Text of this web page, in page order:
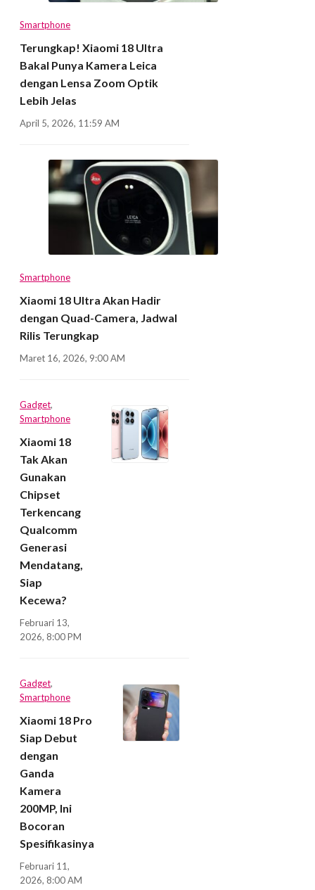
Smartphone
Terungkap! Xiaomi 18 Ultra
Bakal Punya Kamera Leica
dengan Lensa Zoom Optik
Lebih Jelas
April 5, 2026, 11:59 AM
Smartphone
Xiaomi 18 Ultra Akan Hadir
dengan Quad-Camera, Jadwal
Rilis Terungkap
Maret 16, 2026, 9:00 AM
Gadget,
Smartphone
Xiaomi 18
Tak Akan
Gunakan
Chipset
Terkencang
Qualcomm
Generasi
Mendatang,
Siap
Kecewa?
Februari 13,
2026, 8:00 PM
Gadget,
Smartphone
Xiaomi 18 Pro
Siap Debut
dengan
Ganda
Kamera
200MP, Ini
Bocoran
Spesifikasinya
Februari 11,
2026, 8:00 AM